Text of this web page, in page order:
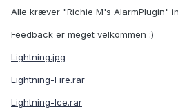
Alle kræver "Richie M's AlarmPlugin"
Feedback er meget velkommen :)
Lightning.jpg
Lightning-Fire.rar
Lightning-Ice.rar